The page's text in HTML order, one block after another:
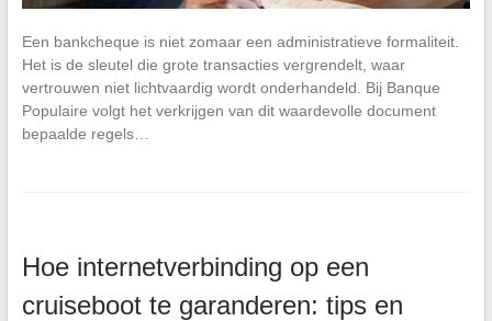
Een bankcheque is niet zomaar een administratieve formaliteit.
Het is de sleutel die grote transacties vergrendelt, waar
vertrouwen niet lichtvaardig wordt onderhandeld. Bij Banque
Populaire volgt het verkrijgen van dit waardevolle document
bepaalde regels…
Hoe internetverbinding op een
cruiseboot te garanderen: tips en